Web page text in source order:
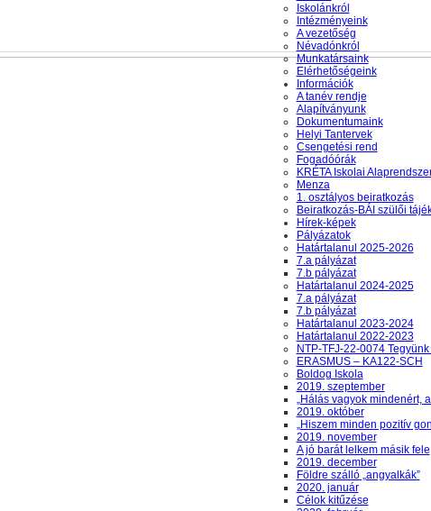
Iskolánkról
Intézményeink
A vezetőség
Névadónkról
Munkatársaink
Elérhetőségeink
Információk
A tanév rendje
Alapítványunk
Dokumentumaink
Helyi Tantervek
Csengetési rend
Fogadóórák
KRÉTA Iskolai
Menza
1. osztályos beiratkozás
Beiratkozás-BÁI szülői
Hírek-képek
Pályázatok
Határtalanul 2025-2026
7.a pályázat
7.b pályázat
Határtalanul 2024-2025
7.a pályázat
7.b pályázat
Határtalanul 2023-2024
Határtalanul 2022-2023
NTP-TFJ-22-0074
ERASMUS – KA122-SCH
Boldog Iskola
2019. szeptember
„Hálás vagyok mindenért,
2019. október
„Hiszem minden pozitív
2019. november
A jó barát lelkem másik fele
2019. december
Földre szálló „angyalkák”
2020. január
Célok kitűzése